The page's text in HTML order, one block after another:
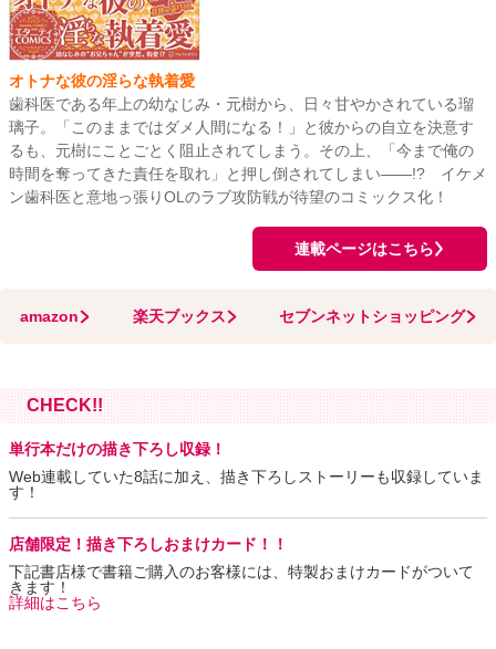
オトナな彼の淫らな執着愛
歯科医である年上の幼なじみ・元樹から、日々甘やかされている瑠
璃子。「このままではダメ人間になる！」と彼からの自立を決意す
るも、元樹にことごとく阻止されてしまう。その上、「今まで俺の
時間を奪ってきた責任を取れ」と押し倒されてしまい――!? イケメ
ン歯科医と意地っ張りOLのラブ攻防戦が待望のコミックス化！
連載ページはこちら
amazon 楽天ブックス セブンネットショッピング
CHECK!!
単行本だけの描き下ろし収録！
Web連載していた8話に加え、描き下ろしストーリーも収録していま
す！
店舗限定！描き下ろしおまけカード！！
下記書店様で書籍ご購入のお客様には、特製おまけカードがついて
きます！
詳細はこちら